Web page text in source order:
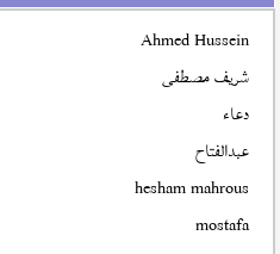
Ahmed Hussein
شريف مصطفى
دعاء
عبدالفتاح
hesham mahrous
mostafa